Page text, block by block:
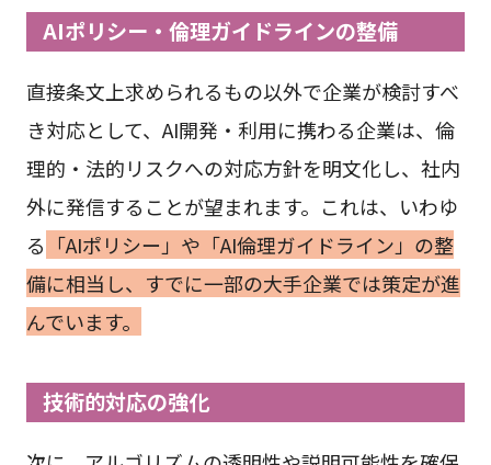
AIポリシー・倫理ガイドラインの整備
直接条文上求められるもの以外で企業が検討すべ
き対応として、AI開発・利用に携わる企業は、倫
理的・法的リスクへの対応方針を明文化し、社内
外に発信することが望まれます。これは、いわゆ
る 「AIポリシー」や「AI倫理ガイドライン」の整
備に相当し、すでに一部の大手企業では策定が進
んでいます。
技術的対応の強化